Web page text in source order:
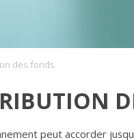
des fonds
peut accorder